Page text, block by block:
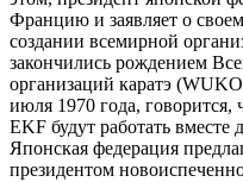
Францию и заявляет о
создании всемирной
закончились рождением
организаций каратэ
июля 1970 года, говорится,
EKF будут работать вместе
Японская федерация
президентом